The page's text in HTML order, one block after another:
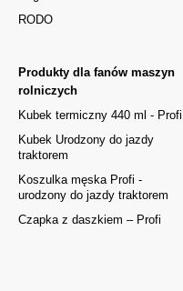
RODO
Produkty dla fanów maszyn
rolniczych
Kubek termiczny 440 ml - Profi
Kubek Urodzony do jazdy
traktorem
Koszulka męska Profi -
urodzony do jazdy traktorem
Czapka z daszkiem – Profi